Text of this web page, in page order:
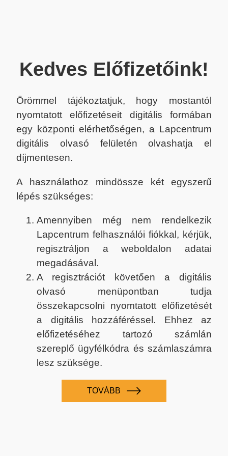
Kedves Előfizetőink!
Örömmel tájékoztatjuk, hogy mostantól
nyomtatott előfizetéseit digitális formában
egy központi elérhetőségen, a Lapcentrum
digitális olvasó felületén olvashatja el
díjmentesen.
A használathoz mindössze két egyszerű
lépés szükséges:
Amennyiben még nem rendelkezik
Lapcentrum felhasználói fiókkal, kérjük,
regisztráljon a weboldalon adatai
megadásával.
A regisztrációt követően a digitális
olvasó menüpontban tudja
összekapcsolni nyomtatott előfizetését
a digitális hozzáféréssel. Ehhez az
előfizetéséhez tartozó számlán
szereplő ügyfélkódra és számlaszámra
lesz szüksége.
TOVÁBB